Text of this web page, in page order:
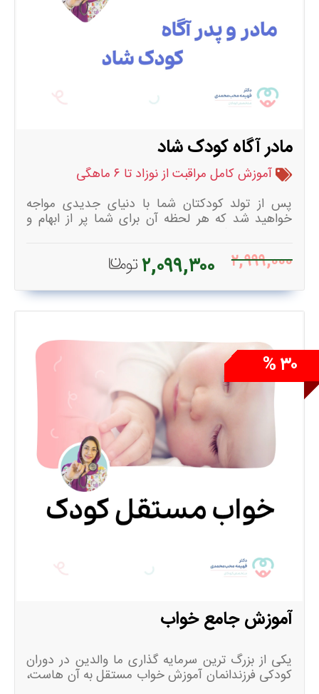
مادر آگاه کودک شاد
آموزش کامل مراقبت از نوزاد تا ۶ ماهگی
پس از تولد کودکتان شما با دنیای جدیدی مواجه
خواهید شد که هر لحظه آن برای شما پر از ابهام و
سوال است. شما نمی دانید چقدر لباس برای کودکتان
کافی است؟ آیا کودکتان سیر می شود؟ آیا به شیوه
درستی او را حمام می کنید؟ طبق سال ها تجربه کار با
نوزاد و تازه مادران این مجموعه آموزشی کامل برای
شما طراحی شده تا قبل از تولد کودکتان از ریزترین
نکات مهم راجع به دنیای جدید او آگاه باشید، این دوره
تا مهم ترین نکات خرید هر تکه از وسایل سیسمونی را
شامل می شود، از شیرد
۲,۹۹۹,۰۰۰ ۲,۰۹۹,۳۰۰
۳۰ %
آموزش جامع خواب
یکی از بزرگ ترین سرمایه گذاری ما والدین در دوران
کودکی فرزندانمان آموزش خواب مستقل به آن هاست،